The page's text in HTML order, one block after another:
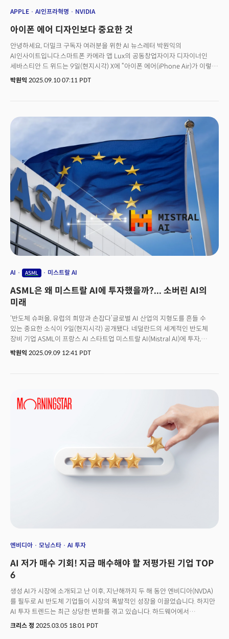
APPLE AI인프라혁명 NVIDIA
아이폰 에어 디자인보다 중요한 것
안녕하세요, 더밀크 구독자 여러분을 위한 AI 뉴스레터 박원익의
AI인사이트입니다.스마트폰 카메라 앱 Lux의 공동창업자이자 디자이너인
세바스티안 드 위드는 9일(현지시각) X에 “아이폰 에어(iPhone Air)가 이렇게
멋질 줄 몰랐다. 프로와 에어 둘 중 하나를 고르기가 어려울 것 같다”고
디자인으로 이날 공개된 제품 중 가장 큰 관심을 받았습니다.하지만 눈에
보이는 디자인보다 더 중요한 게 있습니다. 새 제품에 적용된 애플 실리콘,
A19 Pro, N1, C1X 칩입니다. 배터리 용량을 줄여 슬림한 스마트폰을
만들려면 강력한 성능을 내면서도 전력 소모가 적은 칩이 필수죠. ‘실시간
번역’ 등 스마트폰 핵심 기능으로 자리잡고 있는 생성형 AI 기능을 구동하기
위해서도 칩 성능의 뒷받침이 필요합니다. 애플 뿐만 아닙니다. AI 혁명이
가속화할수록 이와 같은 AI 반도체, AI 인프라의 중요성이 커지고 있습니다.
미래 경쟁력을 좌우할 AI 인프라 기술, 산업은 어떻게 변화할까요?
박원익 2025.09.10 07:11 PDT
AI ASML 미스트랄 AI
ASML은 왜 미스트랄 AI에 투자했을까?... 소버린 AI의
미래
‘반도체 슈퍼을, 유럽의 희망과 손잡다’글로벌 AI 산업의 지형도를 흔들 수
있는 중요한 소식이 9일(현지시각) 공개됐다. 네덜란드의 세계적인 반도체
장비 기업 ASML이 프랑스 AI 스타트업 미스트랄 AI(Mistral AI)에 투자,
최대주주가 됐다고 발표한 것.ASML은 이날 성명을 통해 “미스트랄 AI의
117억유로(약 19조원)으로 껑충 뛰며 유럽에서 가장 기업가치가 큰 AI
스타트업으로서의 지위를 공고히 했다. 이번 계약은 미스트랄 AI가 6억유로의
시리즈 B 투자를 유치하며 58억유로(약 9조4000억원)로 기업 가치를
평가받은 지 1년여 만에 이뤄졌다. 2023년 설립 이래로 미스트랄 AI는 단 2년
만에 약 30억유로(약 4조8800억원)의 VC 자금을 확보했으며 직원 수는
200명 이상으로 성장했다.이번 투자는 단순한 대규모 AI 투자를 넘어서는
의미를 지닌다. 미국과 중국의 기술 대기업이 장악해 온 AI 패권 구도에 유럽이
본격적으로 도전장을 내민 상징적인 사건으로 해석되기 때문이다. 유럽
최고의 하드웨어 기업(ASML)과 소프트웨어 기업(미스트랄 AI)이 손을
잡음으로써 자체 수직 통합 생태계 구축 가능성이 열렸다.
박원익 2025.09.09 12:41 PDT
엔비디아 모닝스타 AI 투자
AI 저가 매수 기회! 지금 매수해야 할 저평가된 기업 TOP
6
생성 AI가 시장에 소개되고 난 이후, 지난해까지 두 해 동안 엔비디아(NVDA)
를 필두로 AI 반도체 기업들이 시장의 폭발적인 성장을 이끌었습니다. 하지만
AI 투자 트렌드는 최근 상당한 변화를 겪고 있습니다. 하드웨어에서
소프트웨어, 그리고 서비스로 AI 인프라에 대한 수요가 확장하고 있기
크리스 정 2025.03.05 18:01 PDT